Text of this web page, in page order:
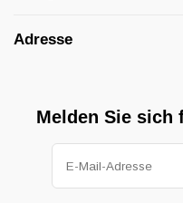
Adresse
Melden Sie sich